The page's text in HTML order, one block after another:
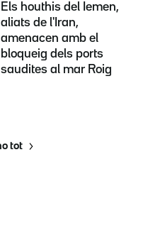
Els houthis del Iemen,
aliats de l'Iran,
amenacen amb el
bloqueig dels ports
saudites al mar Roig
tot